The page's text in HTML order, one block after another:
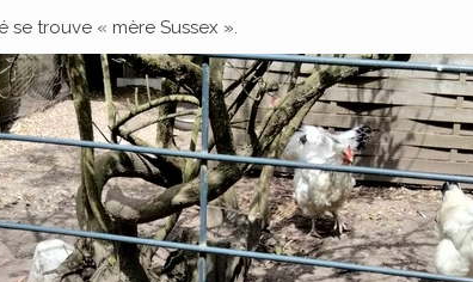
se trouve « mère Sussex ».